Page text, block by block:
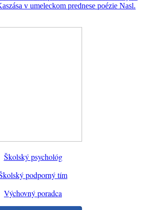
v umeleckom prednese poézie Nasl.
Školský psychológ
podporný tím
Výchovný poradca